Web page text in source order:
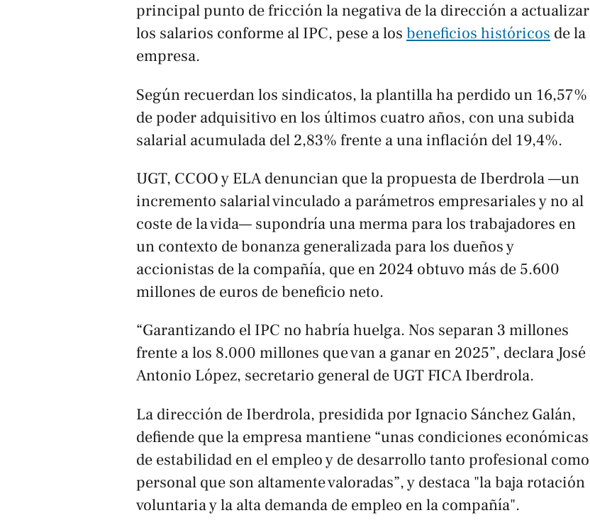
principal punto de fricción la negativa de la dirección a actualizar
los salarios conforme al IPC, pese a los beneficios históricos de la
empresa.
Según recuerdan los sindicatos, la plantilla ha perdido un 16,57%
de poder adquisitivo en los últimos cuatro años, con una subida
salarial acumulada del 2,83% frente a una inflación del 19,4%.
UGT, CCOO y ELA denuncian que la propuesta de Iberdrola —un
incremento salarial vinculado a parámetros empresariales y no al
coste de la vida— supondría una merma para los trabajadores en
un contexto de bonanza generalizada para los dueños y
accionistas de la compañía, que en 2024 obtuvo más de 5.600
millones de euros de beneficio neto.
“Garantizando el IPC no habría huelga. Nos separan 3 millones
frente a los 8.000 millones que van a ganar en 2025”, declara José
Antonio López, secretario general de UGT FICA Iberdrola.
La dirección de Iberdrola, presidida por Ignacio Sánchez Galán,
defiende que la empresa mantiene “unas condiciones económicas
de estabilidad en el empleo y de desarrollo tanto profesional como
personal que son altamente valoradas”, y destaca "la baja rotación
voluntaria y la alta demanda de empleo en la compañía".